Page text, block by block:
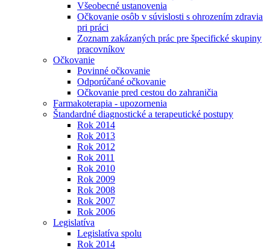
Všeobecné ustanovenia
Očkovanie osôb v súvislosti s ohrozením zdravia
pri práci
Zoznam zakázaných prác pre špecifické skupiny
pracovníkov
Očkovanie
Povinné očkovanie
Odporúčané očkovanie
Očkovanie pred cestou do zahraničia
Farmakoterapia - upozornenia
Štandardné diagnostické a terapeutické postupy
Rok 2014
Rok 2013
Rok 2012
Rok 2011
Rok 2010
Rok 2009
Rok 2008
Rok 2007
Rok 2006
Legislatíva
Legislatíva spolu
Rok 2014